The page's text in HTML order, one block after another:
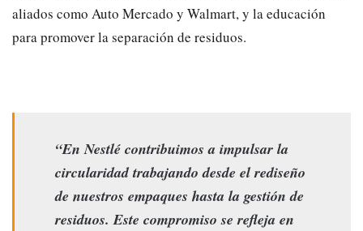
aliados como Auto Mercado y Walmart, y la educación
para promover la separación de residuos.
“En Nestlé contribuimos a impulsar la
circularidad trabajando desde el rediseño
de nuestros empaques hasta la gestión de
residuos. Este compromiso se refleja en